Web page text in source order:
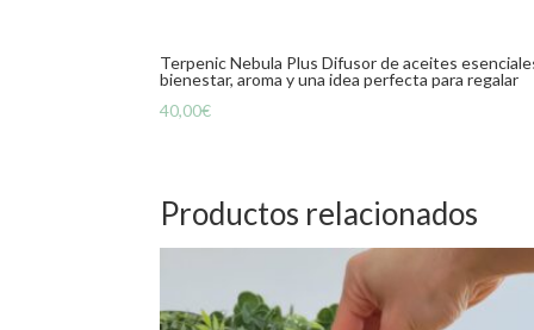
Terpenic Nebula Plus Difusor de aceites
bienestar, aroma y una idea perfecta para regalar
40,00€
Productos relacionados